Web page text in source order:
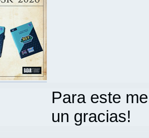
Para este
un gracias!